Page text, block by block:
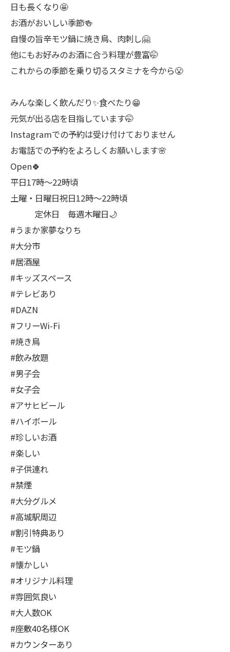
日も長くなり🤩
お酒がおいしい季節🍻
自慢の旨辛モツ鍋に焼き鳥、肉刺し🤗
他にもお好みのお酒に合う料理が豊富🤭
これからの季節を乗り切るスタミナを今から😤
みんな楽しく飲んだり✨食べたり😁
元気が出る店を目指しています🤭
Instagramでの予約は受け付けておりません
お電話での予約をよろしくお願いします🌸
Open🍀
平日17時～22時頃
土曜・日曜日祝日12時〜22時頃
定休日 毎週木曜日🌙
#うまか家夢なりち
#大分市
#居酒屋
#キッズスペース
#テレビあり
#DAZN
#フリーWi-Fi
#焼き鳥
#飲み放題
#男子会
#女子会
#アサヒビール
#ハイボール
#珍しいお酒
#楽しい
#子供連れ
#禁煙
#大分グルメ
#高城駅周辺
#割引特典あり
#モツ鍋
#懐かしい
#オリジナル料理
#雰囲気良い
#大人数OK
#座敷40名様OK
#カウンターあり